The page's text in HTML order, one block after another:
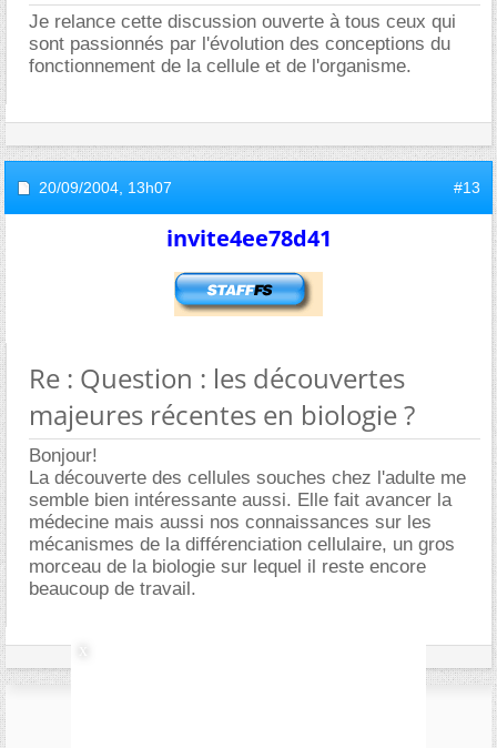
Je relance cette discussion ouverte à tous ceux qui
sont passionnés par l'évolution des conceptions du
fonctionnement de la cellule et de l'organisme.
20/09/2004, 13h07 #13
invite4ee78d41
Re : Question : les découvertes
majeures récentes en biologie ?
Bonjour!
La découverte des cellules souches chez l'adulte me
semble bien intéressante aussi. Elle fait avancer la
médecine mais aussi nos connaissances sur les
mécanismes de la différenciation cellulaire, un gros
morceau de la biologie sur lequel il reste encore
beaucoup de travail.